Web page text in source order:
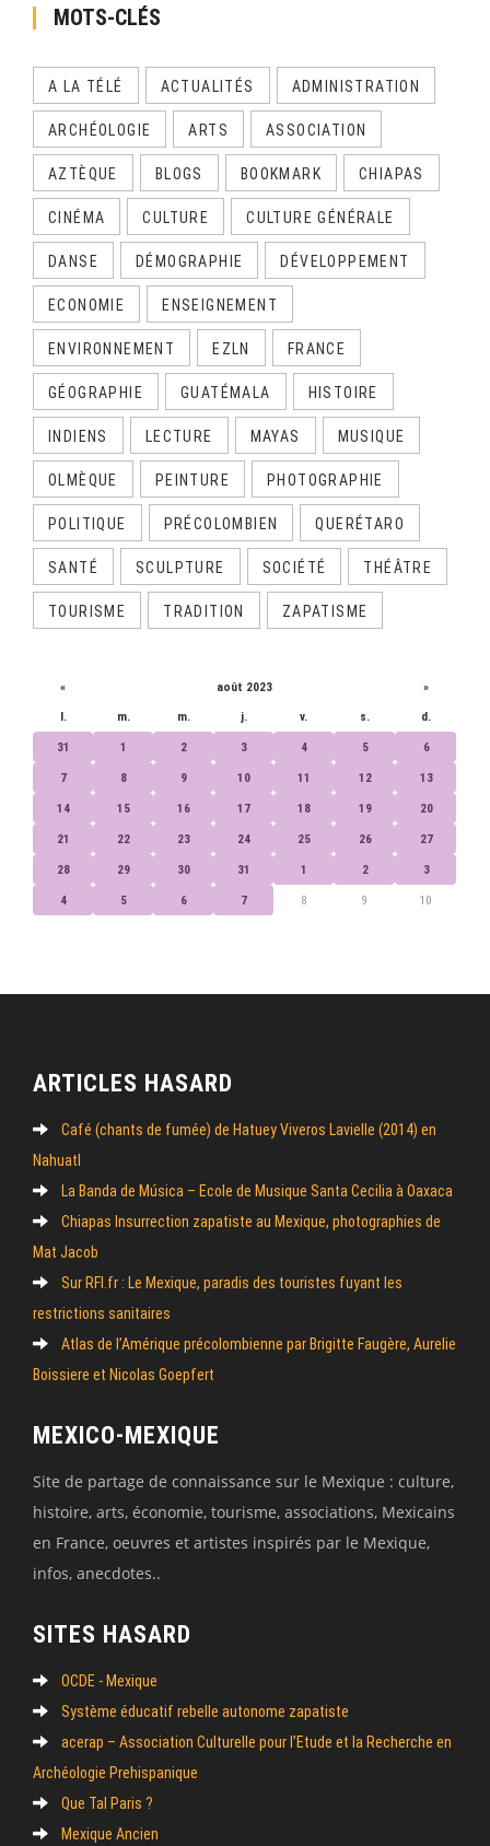
MOTS-CLÉS
A LA TÉLÉ ACTUALITÉS ADMINISTRATION
ARCHÉOLOGIE ARTS ASSOCIATION
AZTÈQUE BLOGS BOOKMARK CHIAPAS
CINÉMA CULTURE CULTURE GÉNÉRALE
DANSE DÉMOGRAPHIE DÉVELOPPEMENT
ECONOMIE ENSEIGNEMENT
ENVIRONNEMENT EZLN FRANCE
GÉOGRAPHIE GUATÉMALA HISTOIRE
INDIENS LECTURE MAYAS MUSIQUE
OLMÈQUE PEINTURE PHOTOGRAPHIE
POLITIQUE PRÉCOLOMBIEN QUERÉTARO
SANTÉ SCULPTURE SOCIÉTÉ THÉÂTRE
TOURISME TRADITION ZAPATISME
« août 2023 »
l. m. m. j. v. s. d.
31 1 2 3 4 5 6
7 8 9 10 11 12 13
14 15 16 17 18 19 20
21 22 23 24 25 26 27
28 29 30 31 1 2 3
4 5 6 7 8 9 10
ARTICLES HASARD
Café (chants de fumée) de Hatuey Viveros Lavielle (2014) en
Nahuatl
La Banda de Música – Ecole de Musique Santa Cecilia à Oaxaca
Chiapas Insurrection zapatiste au Mexique, photographies de
Mat Jacob
Sur RFI.fr : Le Mexique, paradis des touristes fuyant les
restrictions sanitaires
Atlas de l’Amérique précolombienne par Brigitte Faugère, Aurelie
Boissiere et Nicolas Goepfert
MEXICO-MEXIQUE
Site de partage de connaissance sur le Mexique : culture,
histoire, arts, économie, tourisme, associations, Mexicains
en France, oeuvres et artistes inspirés par le Mexique,
infos, anecdotes..
SITES HASARD
OCDE - Mexique
Système éducatif rebelle autonome zapatiste
acerap – Association Culturelle pour l’Etude et la Recherche en
Archéologie Prehispanique
Que Tal Paris ?
Mexique Ancien